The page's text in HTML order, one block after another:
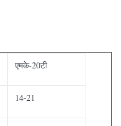
एमके-20टी
14-21